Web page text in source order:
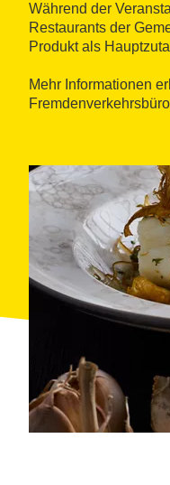
Während der
Restaurants der
Produkt als
Mehr Informationen